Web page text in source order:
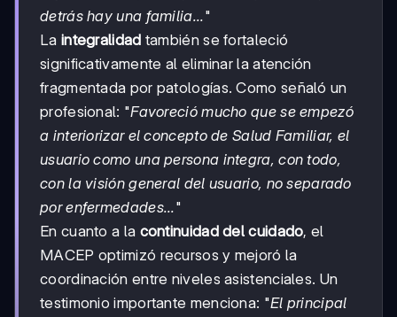
detrás hay una familia..."
La integralidad también se fortaleció
significativamente al eliminar la atención
fragmentada por patologías. Como señaló un
profesional: "Favoreció mucho que se empezó
a interiorizar el concepto de Salud Familiar, el
usuario como una persona integra, con todo,
con la visión general del usuario, no separado
por enfermedades..."
En cuanto a la continuidad del cuidado, el
MACEP optimizó recursos y mejoró la
coordinación entre niveles asistenciales. Un
testimonio importante menciona: "El principal